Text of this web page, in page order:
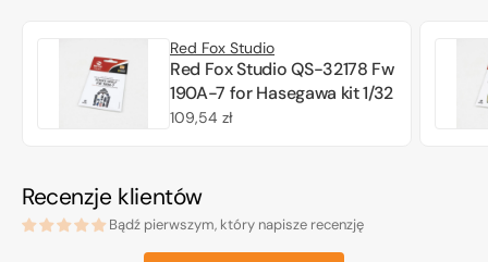
Red Fox Studio
Red Fox Studio QS-32178 Fw
190A-7 for Hasegawa kit 1/32
Cena
109,54 zł
Recenzje klientów
Bądź pierwszym, który napisze recenzję